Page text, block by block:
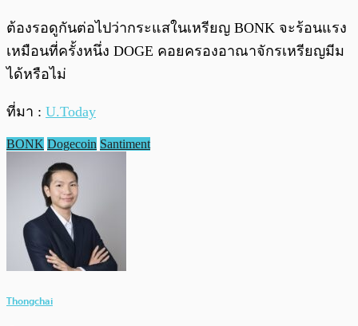
ต้องรอดูกันต่อไปว่ากระแสในเหรียญ BONK จะร้อนแรง
เหมือนที่ครั้งหนึ่ง DOGE คอยครองอาณาจักรเหรียญมีม
ได้หรือไม่
ที่มา : U.Today
BONK Dogecoin Santiment
Thongchai